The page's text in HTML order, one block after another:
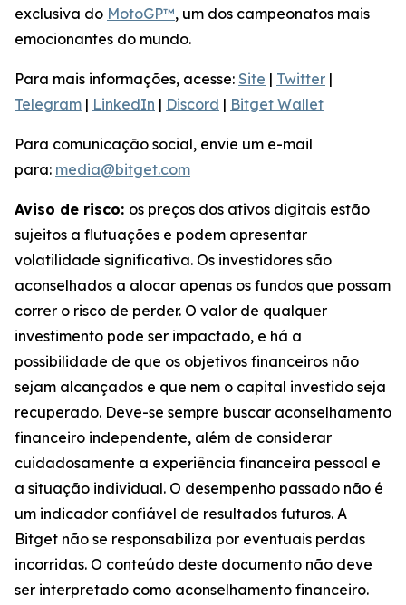
exclusiva do MotoGP™, um dos campeonatos mais
emocionantes do mundo.
Para mais informações, acesse: Site | Twitter |
Telegram | LinkedIn | Discord | Bitget Wallet
Para comunicação social, envie um e-mail
para: media@bitget.com
Aviso de risco: os preços dos ativos digitais estão
sujeitos a flutuações e podem apresentar
volatilidade significativa. Os investidores são
aconselhados a alocar apenas os fundos que possam
correr o risco de perder. O valor de qualquer
investimento pode ser impactado, e há a
possibilidade de que os objetivos financeiros não
sejam alcançados e que nem o capital investido seja
recuperado. Deve-se sempre buscar aconselhamento
financeiro independente, além de considerar
cuidadosamente a experiência financeira pessoal e
a situação individual. O desempenho passado não é
um indicador confiável de resultados futuros. A
Bitget não se responsabiliza por eventuais perdas
incorridas. O conteúdo deste documento não deve
ser interpretado como aconselhamento financeiro.